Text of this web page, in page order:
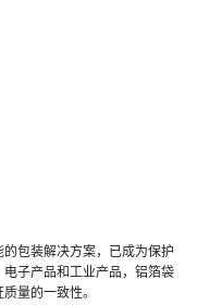
包装解决方案，已成为保护
子产品和工业产品，铝箔袋
量的一致性。